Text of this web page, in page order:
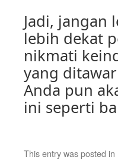
Jadi, jangan
lebih dekat
nikmati
yang
Anda pun
ini seperti
This entry was posted in